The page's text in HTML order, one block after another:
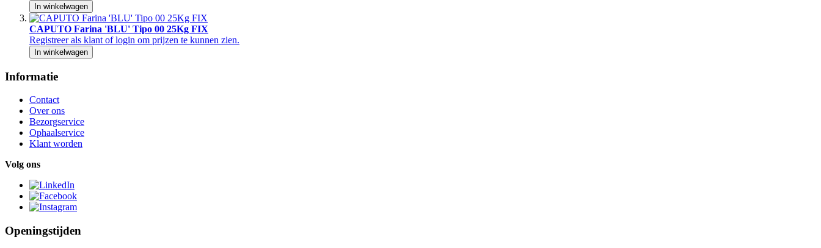
In winkelwagen
CAPUTO Farina 'BLU' Tipo 00 25Kg FIX
Registreer als klant of login om prijzen te kunnen zien.
In winkelwagen
Informatie
Contact
Over ons
Bezorgservice
Ophaalservice
Klant worden
Volg ons
Openingstijden